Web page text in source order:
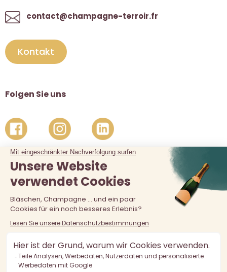
contact@champagne-terroir.fr
Kontakt
Folgen Sie uns
Der Verkauf von Alkohol an unter 18-Jährige ist verboten.
Alkoholmissbrauch ist gefährlich für die Gesundheit, in